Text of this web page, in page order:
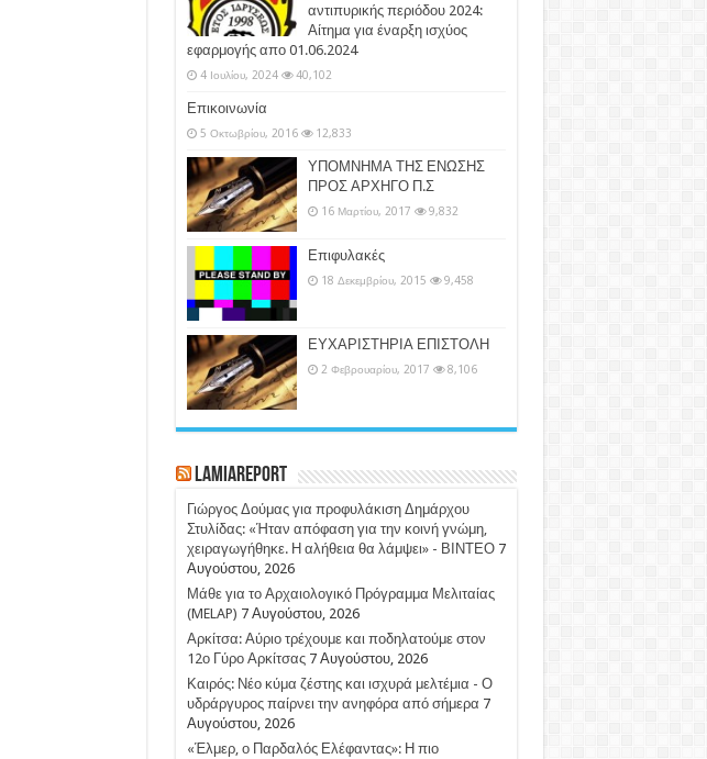
αντιπυρικής περιόδου 2024:
Αίτημα για έναρξη ισχύος
εφαρμογής απο 01.06.2024
4 Ιουλίου, 2024 40,102
Επικοινωνία
5 Οκτωβρίου, 2016 12,833
ΥΠΟΜΝΗΜΑ ΤΗΣ ΕΝΩΣΗΣ
ΠΡΟΣ ΑΡΧΗΓΟ Π.Σ
16 Μαρτίου, 2017 9,832
Επιφυλακές
18 Δεκεμβρίου, 2015 9,458
ΕΥΧΑΡΙΣΤΗΡΙΑ ΕΠΙΣΤΟΛΗ
2 Φεβρουαρίου, 2017 8,106
LamiaReport
Γιώργος Δούμας για προφυλάκιση Δημάρχου
Στυλίδας: «Ήταν απόφαση για την κοινή γνώμη,
χειραγωγήθηκε. Η αλήθεια θα λάμψει» - ΒΙΝΤΕΟ 7
Αυγούστου, 2026
Μάθε για το Αρχαιολογικό Πρόγραμμα Μελιταίας
(MELAP) 7 Αυγούστου, 2026
Αρκίτσα: Αύριο τρέχουμε και ποδηλατούμε στον
12ο Γύρο Αρκίτσας 7 Αυγούστου, 2026
Καιρός: Νέο κύμα ζέστης και ισχυρά μελτέμια - Ο
υδράργυρος παίρνει την ανηφόρα από σήμερα 7
Αυγούστου, 2026
«Έλμερ, ο Παρδαλός Ελέφαντας»: Η πιο